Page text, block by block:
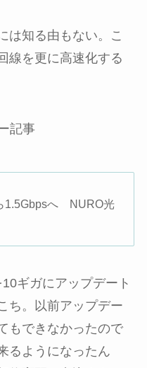
は知る由もない。こ
線を更に高速化する
記事
1.5Gbpsへ NURO光
ギガにアップデート
ち。以前アップデー
もできなかったので
るようになったん